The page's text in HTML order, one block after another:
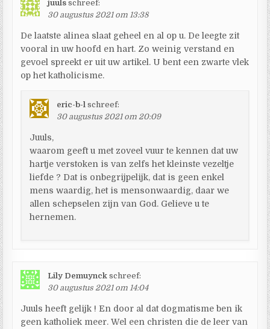
juuls schreef:
30 augustus 2021 om 13:38
De laatste alinea slaat geheel en al op u. De leegte zit
vooral in uw hoofd en hart. Zo weinig verstand en
gevoel spreekt er uit uw artikel. U bent een zwarte vlek
op het katholicisme.
eric-b-l schreef:
30 augustus 2021 om 20:09
Juuls,
waarom geeft u met zoveel vuur te kennen dat uw
hartje verstoken is van zelfs het kleinste vezeltje
liefde ? Dat is onbegrijpelijk, dat is geen enkel
mens waardig, het is mensonwaardig, daar we
allen schepselen zijn van God. Gelieve u te
hernemen.
Lily Demuynck schreef:
30 augustus 2021 om 14:04
Juuls heeft gelijk ! En door al dat dogmatisme ben ik
geen katholiek meer. Wel een christen die de leer van